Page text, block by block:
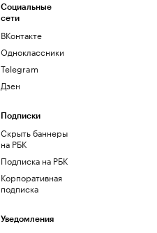
Социальные
сети
ВКонтакте
Одноклассники
Telegram
Дзен
Подписки
Скрыть баннеры
на РБК
Подписка на РБК
Корпоративная
подписка
Уведомления